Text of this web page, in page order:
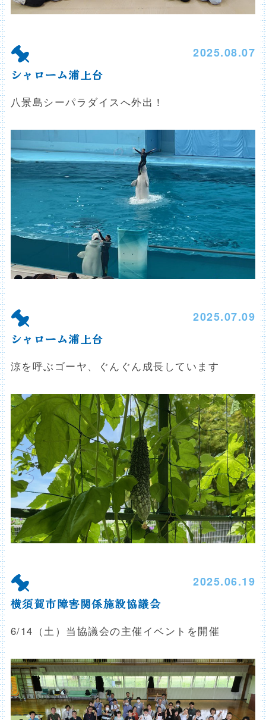
2025.08.07
シャローム浦上台
八景島シーパラダイスへ外出！
2025.07.09
シャローム浦上台
涼を呼ぶゴーヤ、ぐんぐん成長しています
2025.06.19
横須賀市障害関係施設協議会
6/14（土）当協議会の主催イベントを開催